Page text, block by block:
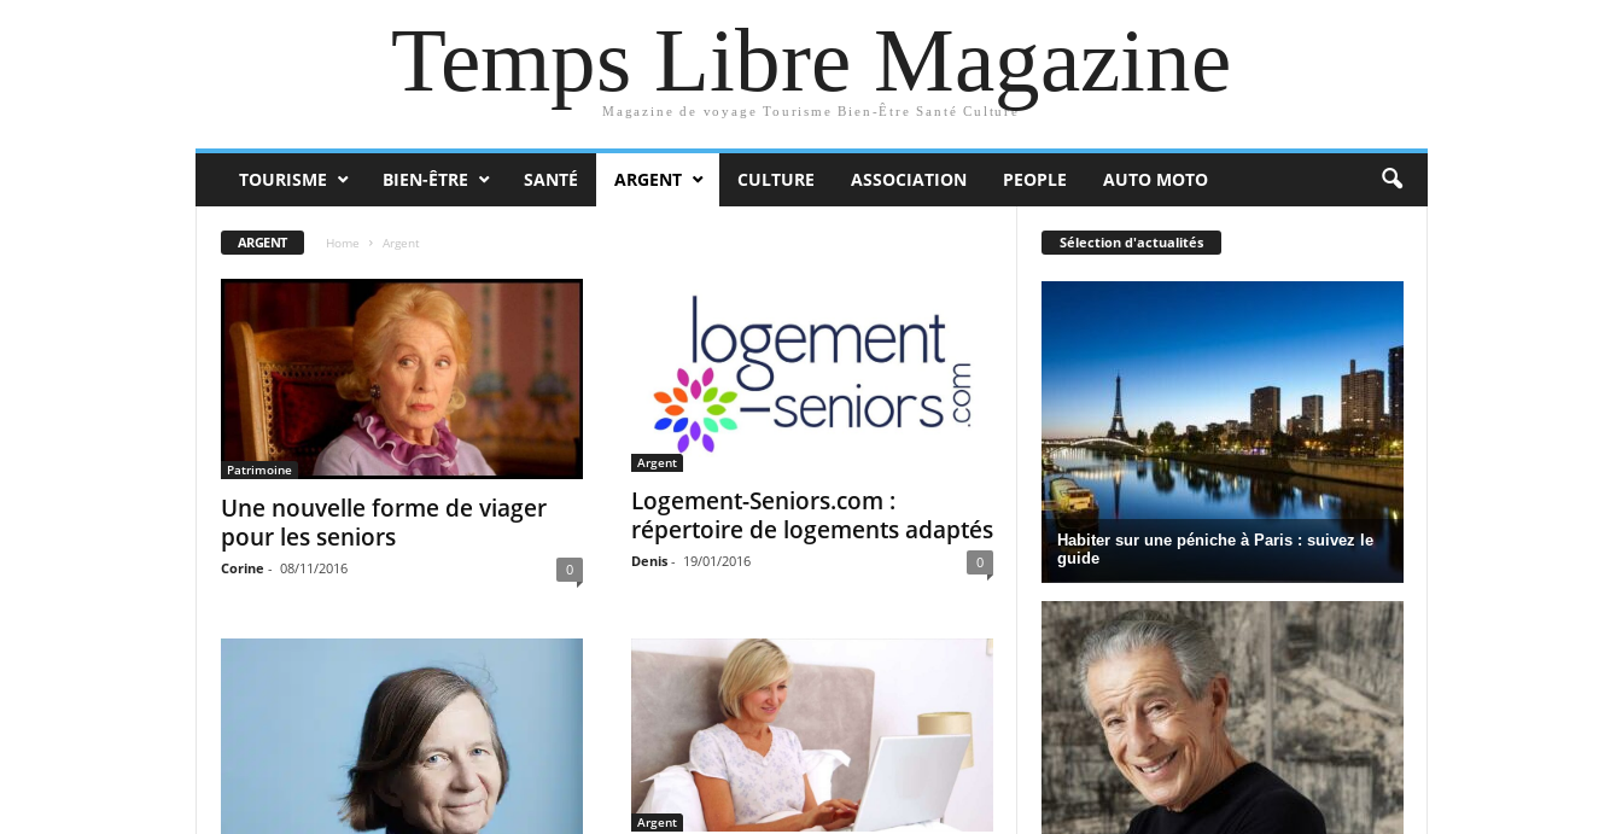
Temps Libre Magazine
Magazine de voyage Tourisme Bien-Être Santé Culture
TOURISME BIEN-ÊTRE SANTÉ ARGENT CULTURE ASSOCIATION PEOPLE AUTO MOTO
ARGENT Home Argent
Patrimoine
Une nouvelle forme de viager
pour les seniors
Corine - 08/11/2016 0
Argent
Logement-Seniors.com :
répertoire de logements adaptés
Denis - 19/01/2016 0
Argent
Sélection d'actualités